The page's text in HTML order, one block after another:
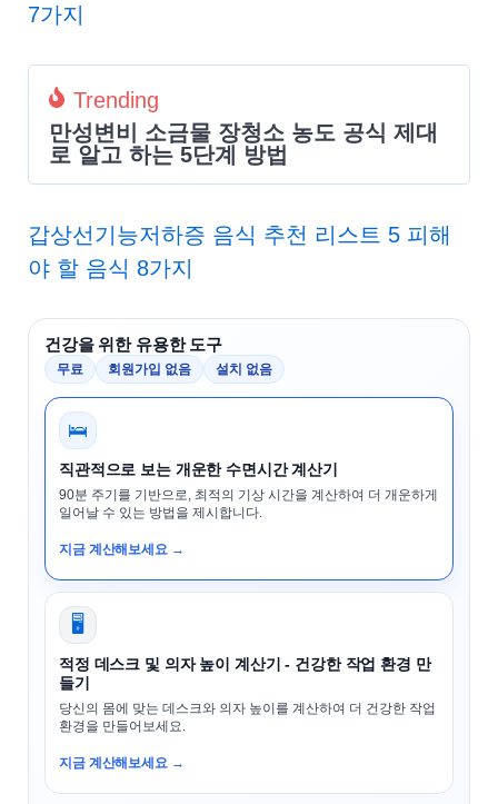
7가지
Trending
만성변비 소금물 장청소 농도 공식 제대
로 알고 하는 5단계 방법
갑상선기능저하증 음식 추천 리스트 5 피해
야 할 음식 8가지
건강을 위한 유용한 도구
무료 회원가입 없음 설치 없음
🛌
직관적으로 보는 개운한 수면시간 계산기
90분 주기를 기반으로, 최적의 기상 시간을 계산하여 더 개운하게
일어날 수 있는 방법을 제시합니다.
지금 계산해보세요 →
🖥️
적정 데스크 및 의자 높이 계산기 - 건강한 작업 환경 만
들기
당신의 몸에 맞는 데스크와 의자 높이를 계산하여 더 건강한 작업
환경을 만들어보세요.
지금 계산해보세요 →